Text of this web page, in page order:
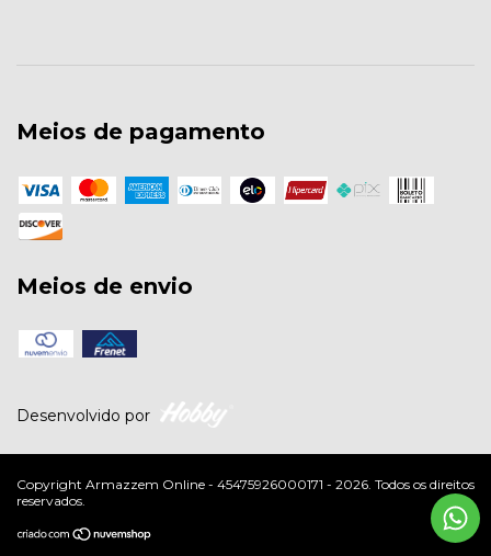
Meios de pagamento
Meios de envio
Desenvolvido por
Copyright Armazzem Online - 45475926000171 - 2026. Todos os direitos
reservados.